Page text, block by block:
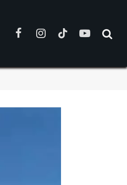
FacebookInstagramTikTokYouTube